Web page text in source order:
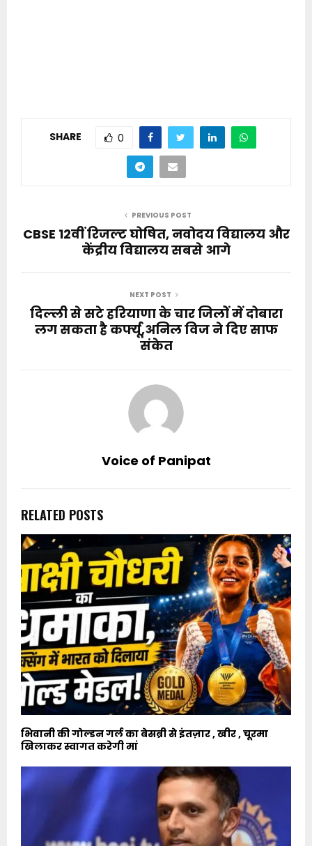
SHARE 0
PREVIOUS POST
CBSE 12वीं रिजल्ट घोषित, नवोदय विद्यालय और
केंद्रीय विद्यालय सबसे आगे
NEXT POST
दिल्‍ली से सटे हरियाणा के चार जिलोें में दोबारा
लग सकता है कर्फ्यू,अनिल विज ने दिए साफ
संकेत
Voice of Panipat
RELATED POSTS
भिवानी की गोल्डन गर्ल का बेसब्री से इंतज़ार , खीर , चूरमा
खिलाकर स्वागत करेगी मां